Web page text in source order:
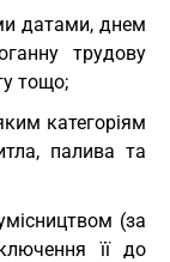
датами, днем
трудову
тощо;
категоріям
палива та
(за
її до